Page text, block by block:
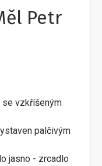
Petr
vzkříšeným
palčivým
jasno - zrcadlo